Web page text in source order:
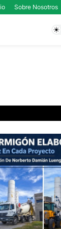
Sobre Nosotros